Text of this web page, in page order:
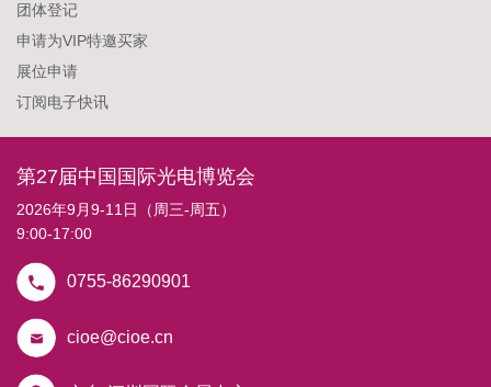
团体登记
申请为VIP特邀买家
展位申请
订阅电子快讯
第27届中国国际光电博览会
2026年9月9-11日（周三-周五）
9:00-17:00
0755-86290901
cioe@cioe.cn